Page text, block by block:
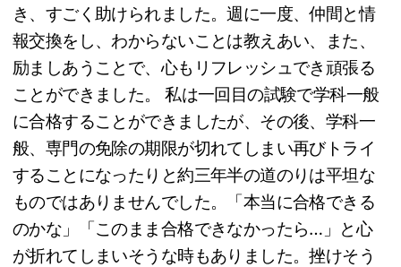
き、すごく助けられました。週に一度、仲間と情
報交換をし、わからないことは教えあい、また、
励ましあうことで、心もリフレッシュでき頑張る
ことができました。 私は一回目の試験で学科一般
に合格することができましたが、その後、学科一
般、専門の免除の期限が切れてしまい再びトライ
することになったりと約三年半の道のりは平坦な
ものではありませんでした。「本当に合格できる
のかな」「このまま合格できなかったら…」と心
が折れてしまいそうな時もありました。挫けそう